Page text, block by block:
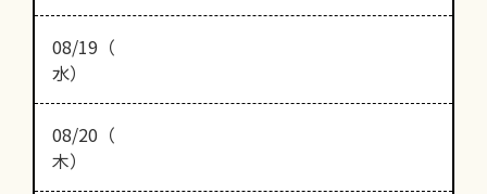
08/19（
水）
08/20（
木）